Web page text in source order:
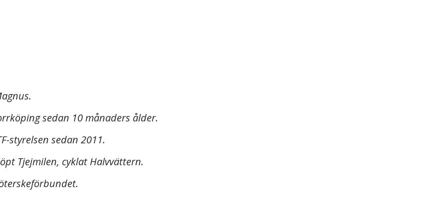
sedan 10 månaders ålder.
styrelsen sedan 2011.
Tjejmilen, cyklat Halvvättern.